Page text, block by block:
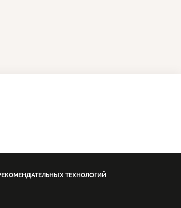
ТЕХНОЛОГИЙ